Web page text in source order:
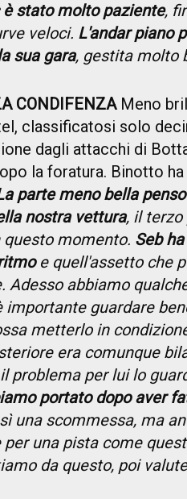
è stato molto paziente,
veloci. L'andar piano
sua gara, gestita molto
CONDIFENZAMeno
classificatosi solo
dagli attacchi di
la foratura. Binotto
parte meno bella
nostra vettura, il
questo momento. Seb
e quell'assetto che
Adesso abbiamo
importante guardare
metterlo in
era comunque
problema per lui lo
portato dopo aver
una scommessa, ma
per una pista come
da questo, poi